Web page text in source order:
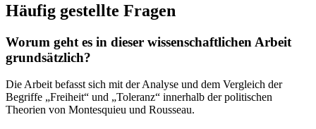
Häufig gestellte Fragen
Worum geht es in dieser wissenschaftlichen Arbeit
grundsätzlich?
Die Arbeit befasst sich mit der Analyse und dem Vergleich der
Begriffe „Freiheit“ und „Toleranz“ innerhalb der politischen
Theorien von Montesquieu und Rousseau.